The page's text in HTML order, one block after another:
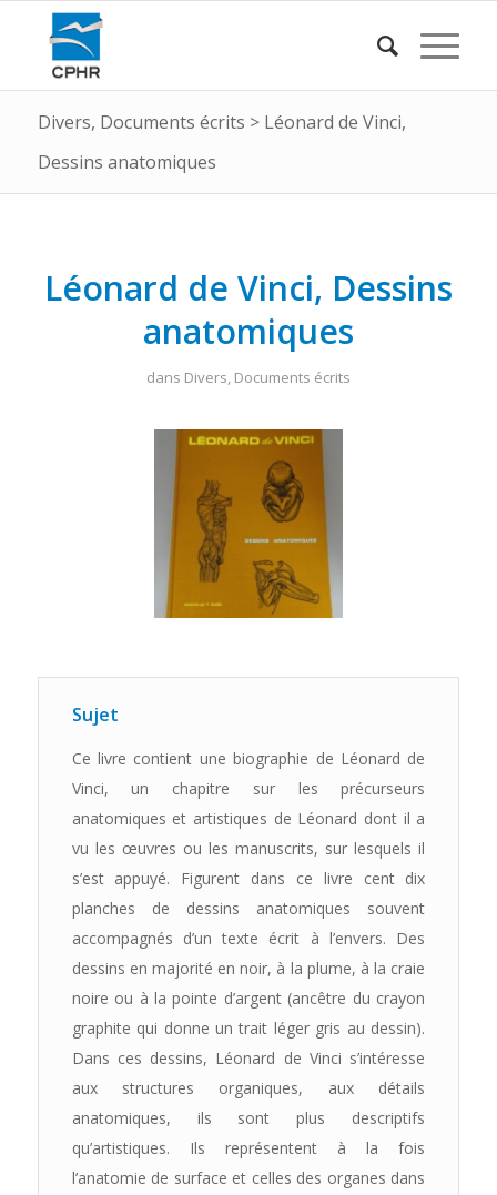
Divers, Documents écrits > Léonard de Vinci,
Dessins anatomiques
Léonard de Vinci, Dessins
anatomiques
dans Divers, Documents écrits
Sujet
Ce livre contient une biographie de Léonard de
Vinci, un chapitre sur les précurseurs
anatomiques et artistiques de Léonard dont il a
vu les œuvres ou les manuscrits, sur lesquels il
s’est appuyé. Figurent dans ce livre cent dix
planches de dessins anatomiques souvent
accompagnés d’un texte écrit à l’envers. Des
dessins en majorité en noir, à la plume, à la craie
noire ou à la pointe d’argent (ancêtre du crayon
graphite qui donne un trait léger gris au dessin).
Dans ces dessins, Léonard de Vinci s’intéresse
aux structures organiques, aux détails
anatomiques, ils sont plus descriptifs
qu’artistiques. Ils représentent à la fois
l’anatomie de surface et celles des organes dans